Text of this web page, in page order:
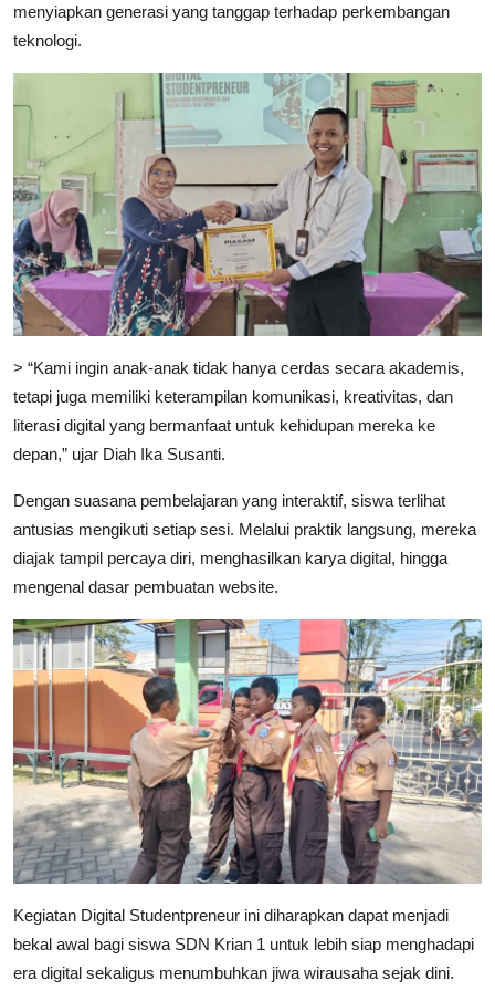
menyiapkan generasi yang tanggap terhadap perkembangan
teknologi.
> “Kami ingin anak-anak tidak hanya cerdas secara akademis,
tetapi juga memiliki keterampilan komunikasi, kreativitas, dan
literasi digital yang bermanfaat untuk kehidupan mereka ke
depan,” ujar Diah Ika Susanti.
Dengan suasana pembelajaran yang interaktif, siswa terlihat
antusias mengikuti setiap sesi. Melalui praktik langsung, mereka
diajak tampil percaya diri, menghasilkan karya digital, hingga
mengenal dasar pembuatan website.
Kegiatan Digital Studentpreneur ini diharapkan dapat menjadi
bekal awal bagi siswa SDN Krian 1 untuk lebih siap menghadapi
era digital sekaligus menumbuhkan jiwa wirausaha sejak dini.